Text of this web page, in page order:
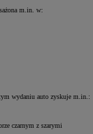
m.in. w:
wydaniu auto zyskuje m.in.:
czarnym z szarymi